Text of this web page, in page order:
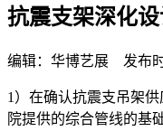
抗震支架深化设
编辑：华博艺展 发布
1）在确认抗震支吊架
院提供的综合管线的基